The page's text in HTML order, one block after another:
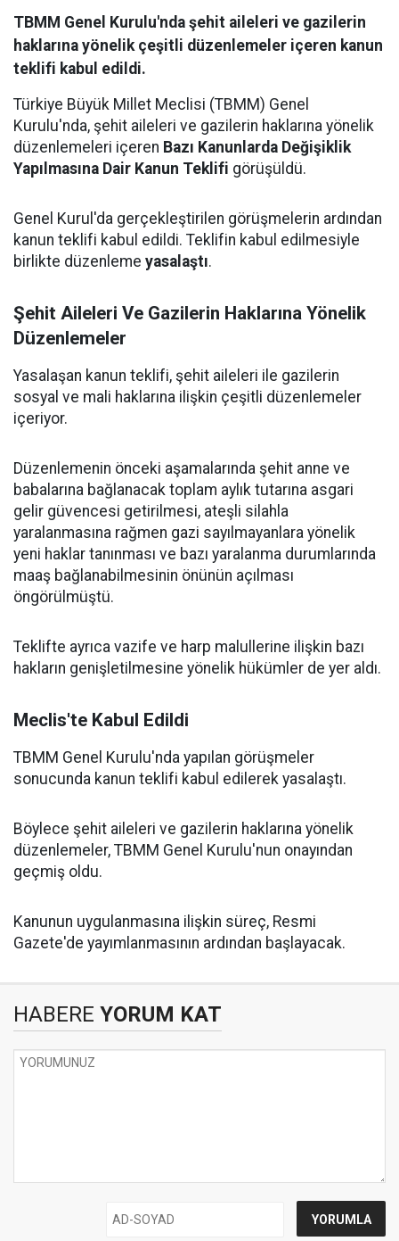
TBMM Genel Kurulu'nda şehit aileleri ve gazilerin
haklarına yönelik çeşitli düzenlemeler içeren kanun
teklifi kabul edildi.
Türkiye Büyük Millet Meclisi (TBMM) Genel
Kurulu'nda, şehit aileleri ve gazilerin haklarına yönelik
düzenlemeleri içeren Bazı Kanunlarda Değişiklik
Yapılmasına Dair Kanun Teklifi görüşüldü.
Genel Kurul'da gerçekleştirilen görüşmelerin ardından
kanun teklifi kabul edildi. Teklifin kabul edilmesiyle
birlikte düzenleme yasalaştı.
Şehit Aileleri Ve Gazilerin Haklarına Yönelik
Düzenlemeler
Yasalaşan kanun teklifi, şehit aileleri ile gazilerin
sosyal ve mali haklarına ilişkin çeşitli düzenlemeler
içeriyor.
Düzenlemenin önceki aşamalarında şehit anne ve
babalarına bağlanacak toplam aylık tutarına asgari
gelir güvencesi getirilmesi, ateşli silahla
yaralanmasına rağmen gazi sayılmayanlara yönelik
yeni haklar tanınması ve bazı yaralanma durumlarında
maaş bağlanabilmesinin önünün açılması
öngörülmüştü.
Teklifte ayrıca vazife ve harp malullerine ilişkin bazı
hakların genişletilmesine yönelik hükümler de yer aldı.
Meclis'te Kabul Edildi
TBMM Genel Kurulu'nda yapılan görüşmeler
sonucunda kanun teklifi kabul edilerek yasalaştı.
Böylece şehit aileleri ve gazilerin haklarına yönelik
düzenlemeler, TBMM Genel Kurulu'nun onayından
geçmiş oldu.
Kanunun uygulanmasına ilişkin süreç, Resmi
Gazete'de yayımlanmasının ardından başlayacak.
HABERE YORUM KAT